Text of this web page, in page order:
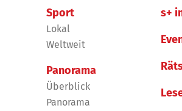
Sport
Lokal
Weltweit
Panorama
Überblick
Panorama
s+